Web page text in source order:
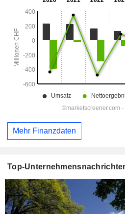
Mehr Finanzdaten
Top-